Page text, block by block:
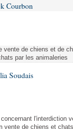
Courbon
vente de chiens et de
par les animaleries
Soudais
l'interdiction
vente de chiens et chats